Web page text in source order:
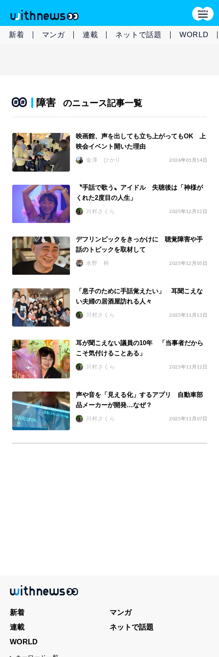
新着 マンガ 連載 ネットで話題 WORLD
障害 のニュース記事一覧
映画館、声を出しても立ち上がってもOK 上
映会イベント開いた理由
金澤 ひかり 2026年01月14日
〝手話で歌う〟アイドル 失聴後は「神様が
くれた2度目の人生」
川村さくら 2025年12月12日
デフリンピックをきっかけに 聴覚障害や手
話のトピックを取材して
水野 梓 2025年12月05日
「息子のために手話覚えたい」 耳聞こえな
い夫婦の居酒屋訪れる人々
川村さくら 2025年11月13日
耳が聞こえない議員の10年 「当事者だから
こそ気付けることある」
川村さくら 2025年11月12日
声や音を「見える化」するアプリ 自動車部
品メーカーが開発…なぜ？
川村さくら 2025年11月07日
新着
マンガ
連載
ネットで話題
WORLD